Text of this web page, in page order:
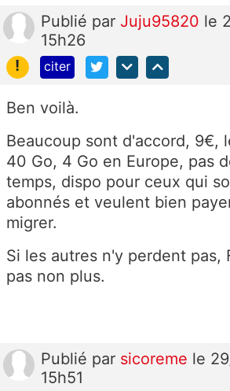
Publié par Juju95820 le
15h26
!
citer
Ben voilà.
Beaucoup sont d'accord, 9€,
40 Go, 4 Go en Europe, pas
temps, dispo pour ceux qui
abonnés et veulent bien
migrer.
Si les autres n'y perdent pas,
pas non plus.
Publié par sicoreme le
15h51